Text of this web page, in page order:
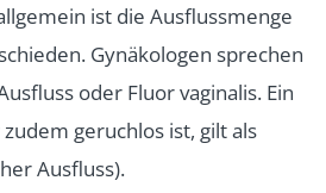
ist die Ausflussmenge
Gynäkologen sprechen
oder Fluor vaginalis. Ein
geruchlos ist, gilt als
Ausfluss).